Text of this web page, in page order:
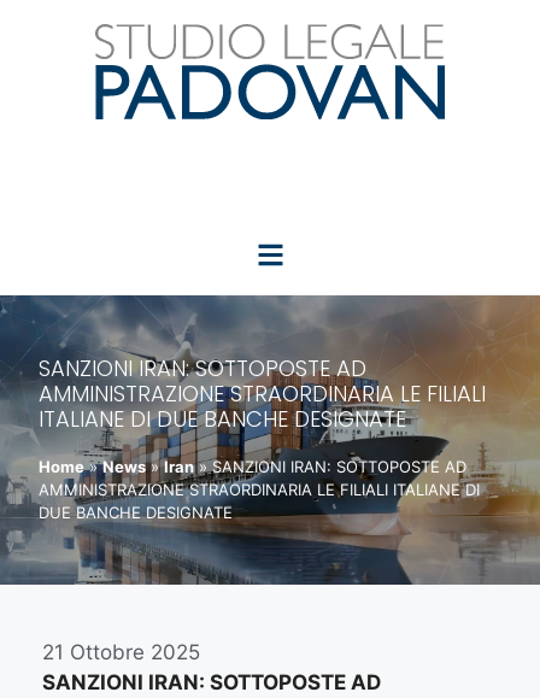
SANZIONI IRAN: SOTTOPOSTE AD
AMMINISTRAZIONE STRAORDINARIA LE FILIALI
ITALIANE DI DUE BANCHE DESIGNATE
Home » News » Iran » SANZIONI IRAN: SOTTOPOSTE AD
AMMINISTRAZIONE STRAORDINARIA LE FILIALI ITALIANE DI
DUE BANCHE DESIGNATE
21 Ottobre 2025
SANZIONI IRAN: SOTTOPOSTE AD